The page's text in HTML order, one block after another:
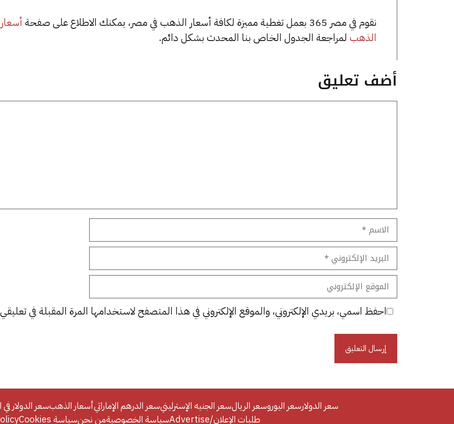
نقوم في مصر 365 بعمل تغطية مميزة لكافة أسعار الذهب في مصر، يمكنك الاطلاع على صفحة
أسعار
الذهب لمراجعة الجدول الخاص بنا المحدث بشكل دائم.
أضف تعليق
الاسم
البريد
الإلكتروني
الموقع
الإلكتروني
احفظ اسمي، بريدي الإلكتروني، والموقع الإلكتروني في هذا المتصفح لاستخدامها المرة المقبلة في
سعر الدولارسعر اليوروسعر الريالسعر الجنيه الإسترلينيسعر الدرهم الإماراتيأسعار الذهبسعر الدولار في
طلبات الإعلان/Advertise
سياسة الخصوصيةمن نحنسياسة Cookies